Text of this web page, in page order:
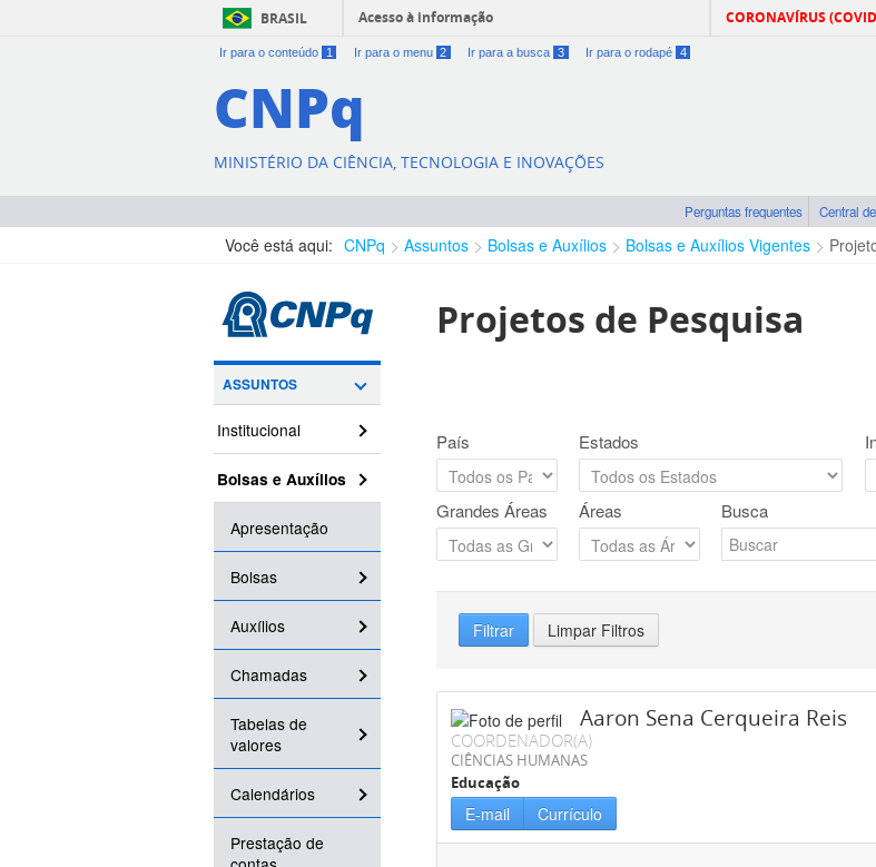
BRASIL Acesso à informação CORONAVÍRUS
Ir para o conteúdo 1 Ir para o menu 2 Ir para a busca 3 Ir para o rodapé 4
CNPq
MINISTÉRIO DA CIÊNCIA, TECNOLOGIA E INOVAÇÕES
Perguntas frequentes Central
Você está aqui: CNPq Assuntos Bolsas e Auxílios Bolsas e Auxílios Vigentes
ASSUNTOS
Institucional
Bolsas e Auxílios
Apresentação
Bolsas
Auxílios
Chamadas
Tabelas de
valores
Calendários
Prestação de
Projetos de Pesquisa
País Estados
Grandes Áreas Áreas Busca
Filtrar Limpar Filtros
Aaron Sena Cerqueira Reis
COORDENADOR(A)
CIÊNCIAS HUMANAS
Educação
E-mail Currículo